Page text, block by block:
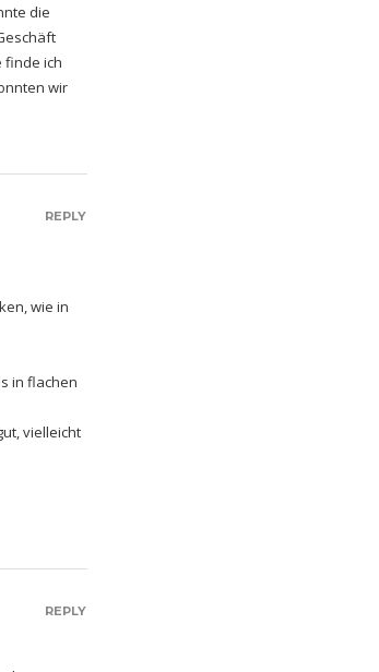
die
finde ich
wir
wie in
in flachen
vielleicht
REPLY
REPLY